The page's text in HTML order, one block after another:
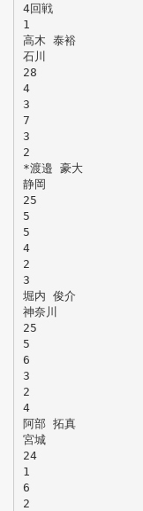
4回戦
1
高木 泰裕
石川
28
4
3
7
3
2
*渡邉 豪大
静岡
25
5
5
4
2
3
堀内 俊介
神奈川
25
5
6
3
2
4
阿部 拓真
宮城
24
1
6
2